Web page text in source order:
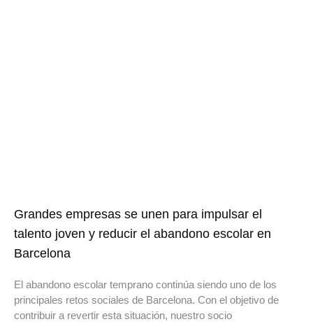
Grandes empresas se unen para impulsar el
talento joven y reducir el abandono escolar en
Barcelona
El abandono escolar temprano continúa siendo uno de los
principales retos sociales de Barcelona. Con el objetivo de
contribuir a revertir esta situación, nuestro socio